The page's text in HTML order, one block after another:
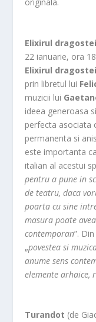
originala.
Elixirul dragostei
22 ianuarie, ora
Elixirul dragostei
prin libretul lui
muzicii lui
ideea generoasa
perfecta asociata
permanenta si
este importanta
italian al acestui
pentru a pune in
de teatru, daca
poarta cu sine
masura poate
contemporan”.
„povestea si
anume sens
elemente arhaice,
Turandot (de